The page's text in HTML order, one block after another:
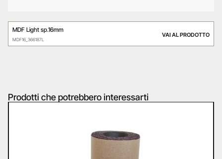
MDF Light sp.16mm
MDF16_366187L
VAI AL PRODOTTO
Prodotti che potrebbero interessarti